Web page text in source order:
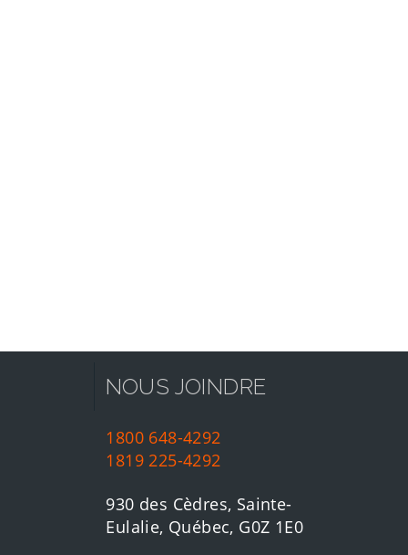
NOUS JOINDRE
1800 648-4292
1819 225-4292
930 des Cèdres, Sainte-
Eulalie, Québec, G0Z 1E0